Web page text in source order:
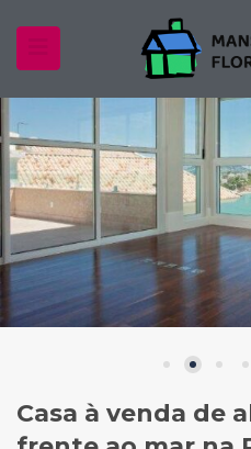
Casa à venda de